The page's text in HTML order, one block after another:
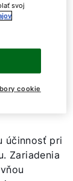
byť
to
výkon a
účinnosť pri
Zariadenia
svoj
cookie